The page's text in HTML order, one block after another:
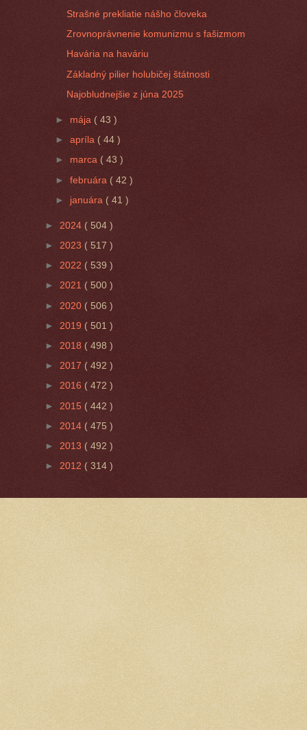
Strašné prekliatie nášho človeka
Zrovnoprávnenie komunizmu s fašizmom
Havária na haváriu
Základný pilier holubičej štátnosti
Najobludnejšie z júna 2025
► mája( 43 )
►apríla( 44 )
► marca ( 43 )
►februára ( 42 )
► januára ( 41 )
► 2024 ( 504 )
► 2023 ( 517 )
► 2022 ( 539 )
► 2021 ( 500 )
► 2020 ( 506 )
► 2019 ( 501 )
► 2018 ( 498 )
► 2017 ( 492 )
► 2016 ( 472 )
► 2015 ( 442 )
► 2014 ( 475 )
► 2013 ( 492 )
► 2012 ( 314 )